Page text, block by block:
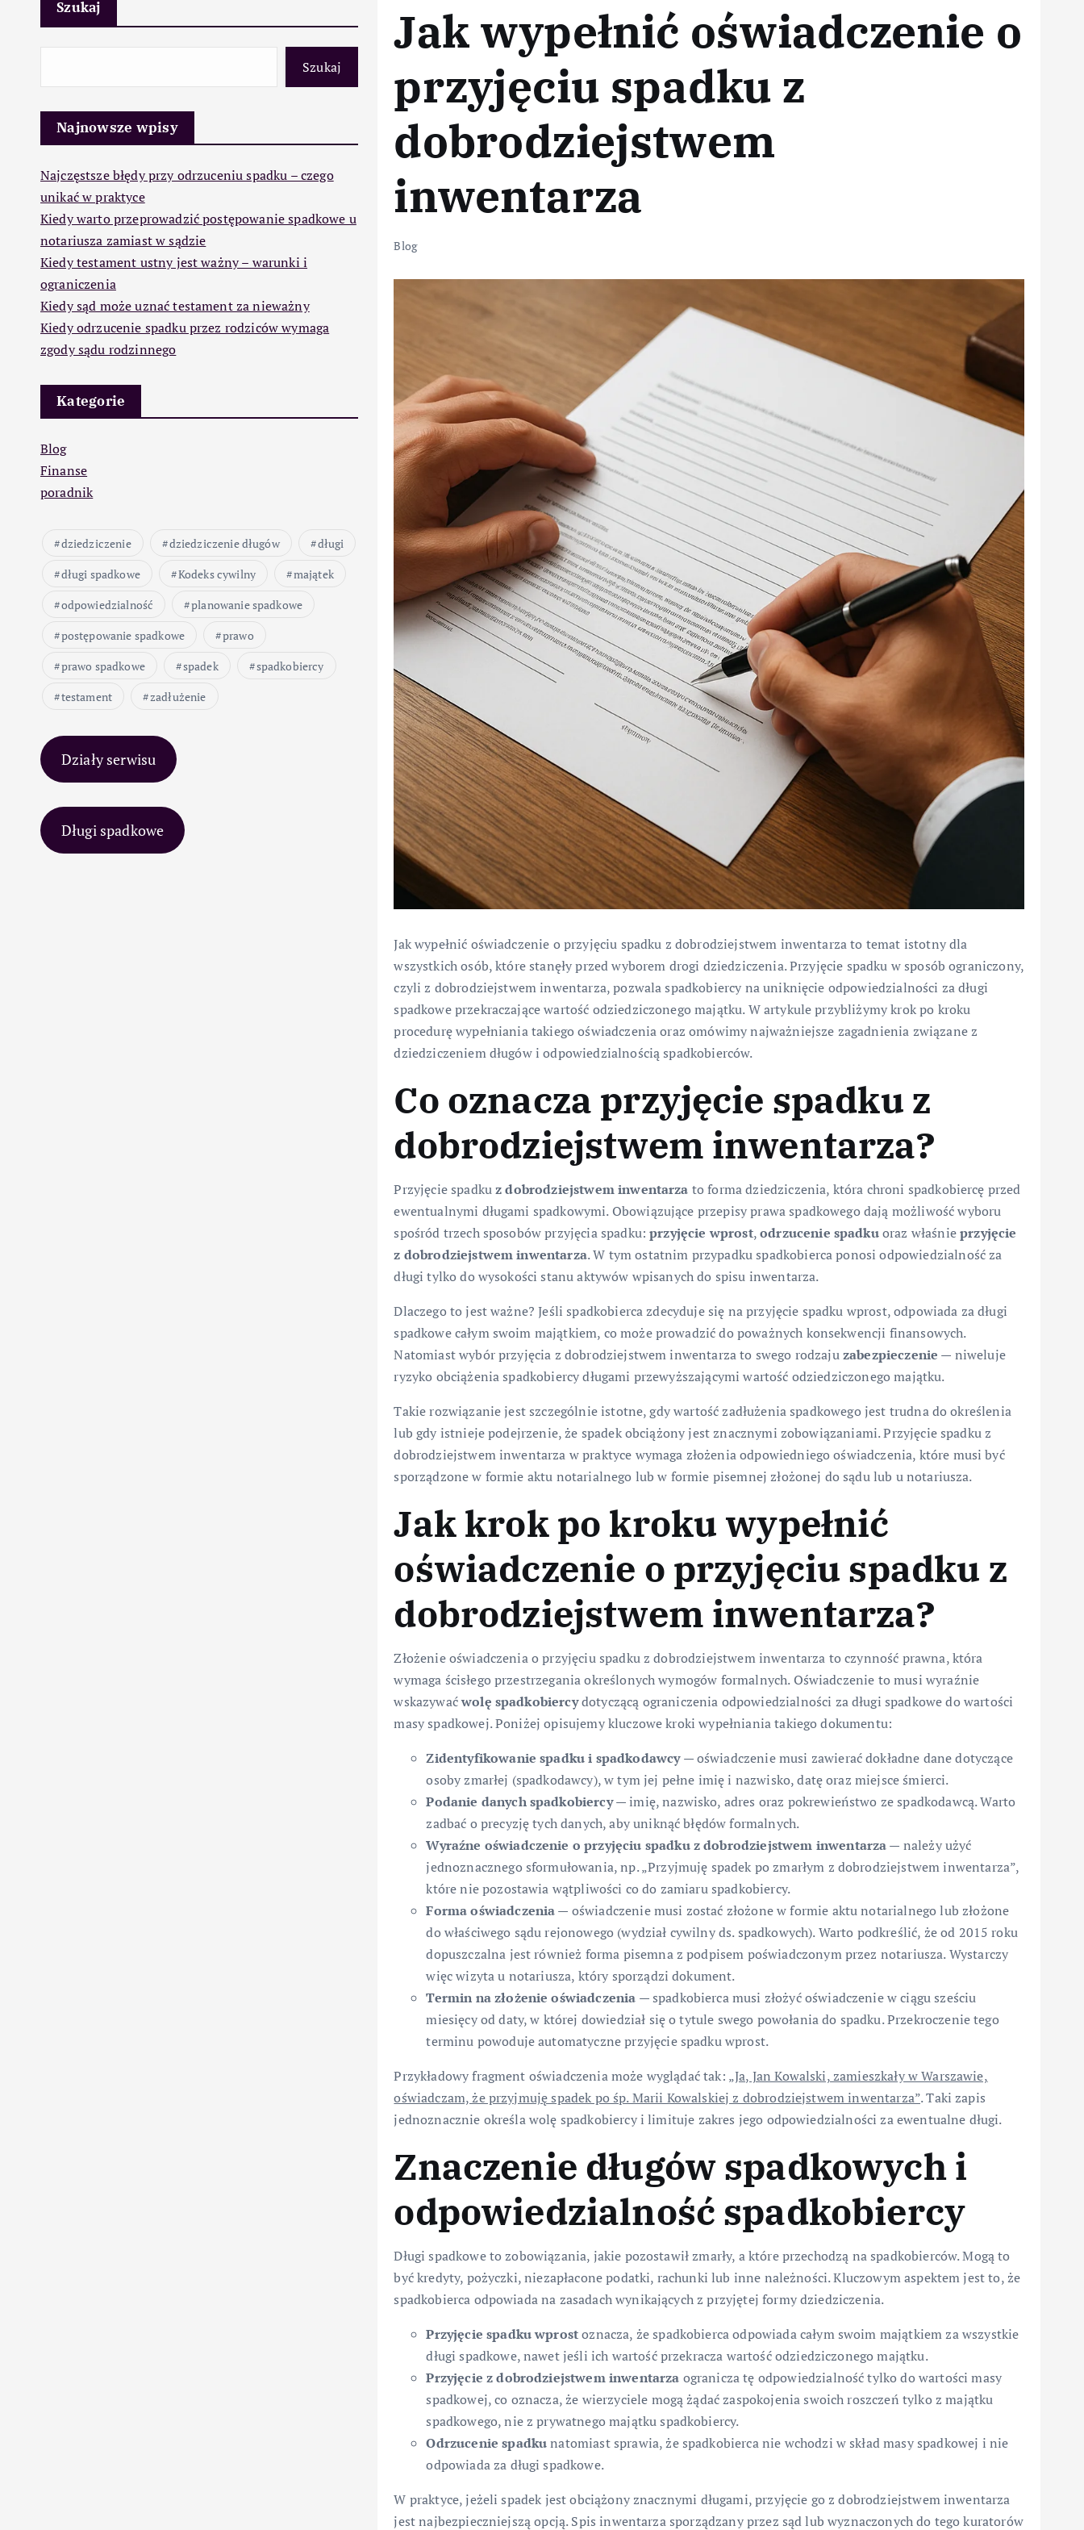
Szukaj
Szukaj
Najnowsze wpisy
Najczęstsze błędy przy odrzuceniu spadku – czego
unikać w praktyce
Kiedy warto przeprowadzić postępowanie spadkowe u
notariusza zamiast w sądzie
Kiedy testament ustny jest ważny – warunki i
ograniczenia
Kiedy sąd może uznać testament za nieważny
Kiedy odrzucenie spadku przez rodziców wymaga
zgody sądu rodzinnego
Kategorie
Blog
Finanse
poradnik
dziedziczenie dziedziczenie długów
długi
długi spadkowe
Kodeks cywilny
majątek
odpowiedzialność
planowanie spadkowe
postępowanie spadkowe
prawo
prawo spadkowe
spadek
spadkobiercy
testament
zadłużenie
Działy serwisu
Długi spadkowe
Jak wypełnić oświadczenie o
przyjęciu spadku z
dobrodziejstwem
inwentarza
Blog
Jak wypełnić oświadczenie o przyjęciu spadku z dobrodziejstwem inwentarza to temat istotny dla
wszystkich osób, które stanęły przed wyborem drogi dziedziczenia. Przyjęcie spadku w sposób ograniczony,
czyli z dobrodziejstwem inwentarza, pozwala spadkobiercy na uniknięcie odpowiedzialności za długi
spadkowe przekraczające wartość odziedziczonego majątku. W artykule przybliżymy krok po kroku
procedurę wypełniania takiego oświadczenia oraz omówimy najważniejsze zagadnienia związane z
dziedziczeniem długów i odpowiedzialnością spadkobierców.
Co oznacza przyjęcie spadku z
dobrodziejstwem inwentarza?
Przyjęcie spadkuz dobrodziejstwem inwentarza to forma dziedziczenia, która chroni spadkobiercę przed
ewentualnymi długami spadkowymi. Obowiązujące przepisy prawa spadkowego dają możliwość wyboru
spośród trzech sposobów przyjęcia spadku:przyjęcie wprost,odrzucenie spadkuoraz właśnieprzyjęcie
z dobrodziejstwem inwentarza. W tym ostatnim przypadku spadkobierca ponosi odpowiedzialność za
długi tylko do wysokości stanu aktywów wpisanych do spisu inwentarza.
Dlaczego to jest ważne? Jeśli spadkobierca zdecyduje się na przyjęcie spadku wprost, odpowiada za długi
spadkowe całym swoim majątkiem, co może prowadzić do poważnych konsekwencji finansowych.
Natomiast wybór przyjęcia z dobrodziejstwem inwentarza to swego rodzajuzabezpieczenie — niweluje
ryzyko obciążenia spadkobiercy długami przewyższającymi wartość odziedziczonego majątku.
Takie rozwiązanie jest szczególnie istotne, gdy wartość zadłużenia spadkowego jest trudna do określenia
lub gdy istnieje podejrzenie, że spadek obciążony jest znacznymi zobowiązaniami. Przyjęcie spadku z
dobrodziejstwem inwentarza w praktyce wymaga złożenia odpowiedniego oświadczenia, które musi być
sporządzone w formie aktu notarialnego lub w formie pisemnej złożonej do sądu lub u notariusza.
Jak krok po kroku wypełnić
oświadczenie o przyjęciu spadku z
dobrodziejstwem inwentarza?
Złożenie oświadczenia o przyjęciu spadku z dobrodziejstwem inwentarza to czynność prawna, która
wymaga ścisłego przestrzegania określonych wymogów formalnych. Oświadczenie to musi wyraźnie
wskazywaćwolę spadkobiercydotyczącą ograniczenia odpowiedzialności za długi spadkowe do wartości
masy spadkowej. Poniżej opisujemy kluczowe kroki wypełniania takiego dokumentu:
Zidentyfikowanie spadku i spadkodawcy— oświadczenie musi zawierać dokładne dane dotyczące
osoby zmarłej (spadkodawcy), w tym jej pełne imię i nazwisko, datę oraz miejsce śmierci.
Podanie danych spadkobiercy— imię, nazwisko, adres oraz pokrewieństwo ze spadkodawcą. Warto
zadbać o precyzję tych danych, aby uniknąć błędów formalnych.
Wyraźne oświadczenie o przyjęciu spadku z dobrodziejstwem inwentarza— należy użyć
jednoznacznego sformułowania, np. „Przyjmuję spadek po zmarłym z dobrodziejstwem inwentarza”,
które nie pozostawia wątpliwości co do zamiaru spadkobiercy.
Forma oświadczenia— oświadczenie musi zostać złożone w formie aktu notarialnego lub złożone
do właściwego sądu rejonowego (wydział cywilny ds. spadkowych). Warto podkreślić, że od 2015 roku
dopuszczalna jest również forma pisemna z podpisem poświadczonym przez notariusza. Wystarczy
więc wizyta u notariusza, który sporządzi dokument.
Termin na złożenie oświadczenia — spadkobierca musi złożyć oświadczenie w ciągu sześciu
miesięcy od daty, w której dowiedział się o tytule swego powołania do spadku. Przekroczenie tego
terminu powoduje automatyczne przyjęcie spadku wprost.
Przykładowy fragment oświadczenia może wyglądać tak: „Ja, Jan Kowalski, zamieszkały w Warszawie,
oświadczam, że przyjmuję spadek po śp. Marii Kowalskiej z dobrodziejstwem inwentarza”. Taki zapis
jednoznacznie określa wolę spadkobiercy i limituje zakres jego odpowiedzialności za ewentualne długi.
Znaczenie długów spadkowych i
odpowiedzialność spadkobiercy
Długi spadkowe to zobowiązania, jakie pozostawił zmarły, a które przechodzą na spadkobierców. Mogą to
być kredyty, pożyczki, niezapłacone podatki, rachunki lub inne należności. Kluczowym aspektem jest to, że
spadkobierca odpowiada na zasadach wynikających z przyjętej formy dziedziczenia.
Przyjęcie spadku wprostoznacza, że spadkobierca odpowiada całym swoim majątkiem za wszystkie
długi spadkowe, nawet jeśli ich wartość przekracza wartość odziedziczonego majątku.
Przyjęcie z dobrodziejstwem inwentarza ogranicza tę odpowiedzialność tylko do wartości masy
spadkowej, co oznacza, że wierzyciele mogą żądać zaspokojenia swoich roszczeń tylko z majątku
spadkowego, nie z prywatnego majątku spadkobiercy.
Odrzucenie spadkunatomiast sprawia, że spadkobierca nie wchodzi w skład masy spadkowej i nie
odpowiada za długi spadkowe.
W praktyce, jeżeli spadek jest obciążony znacznymi długami, przyjęcie go z dobrodziejstwem inwentarza
jest najbezpieczniejszą opcją. Spis inwentarza sporządzany przez sąd lub wyznaczonych do tego kuratorów